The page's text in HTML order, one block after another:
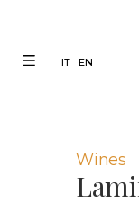
IT EN
Wines